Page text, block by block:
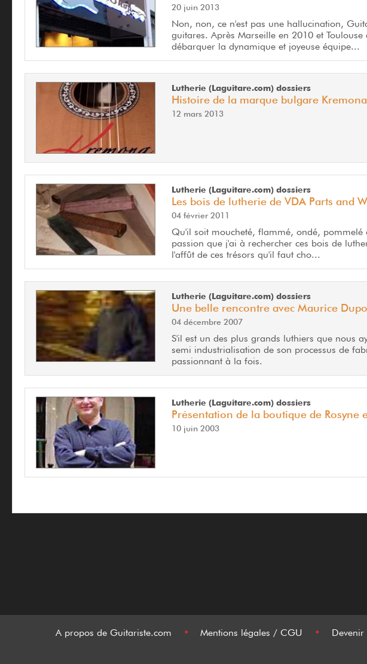
20 juin 2013
Non, non, ce n'est pas une hallucination,
guitares. Après Marseille en 2010 et
débarquer la dynamique et joyeuse équipe...
Lutherie (Laguitare.com) dossiers
Histoire de la marque bulgare Kremona
12 mars 2013
Lutherie (Laguitare.com) dossiers
Les bois de lutherie de VDA Parts and
04 février 2011
Qu'il soit moucheté, flammé, ondé,
passion que j'ai à rechercher ces bois de
l'affût de ces trésors qu'il faut cho...
Lutherie (Laguitare.com) dossiers
Une belle rencontre avec Maurice
04 décembre 2007
S'il est un des plus grands luthiers que nous
semi industrialisation de son processus de
passionnant à la fois.
Lutherie (Laguitare.com) dossiers
Présentation de la boutique de Rosyne
10 juin 2003
A propos de Guitariste.com • Mentions légales / CGU •